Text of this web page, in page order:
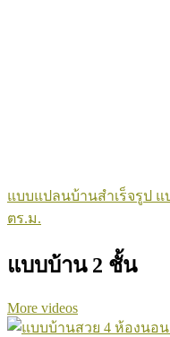
แบบแปลนบ้านสำเร็จรูป
ตร.ม.
แบบบ้าน 2 ชั้น
More videos